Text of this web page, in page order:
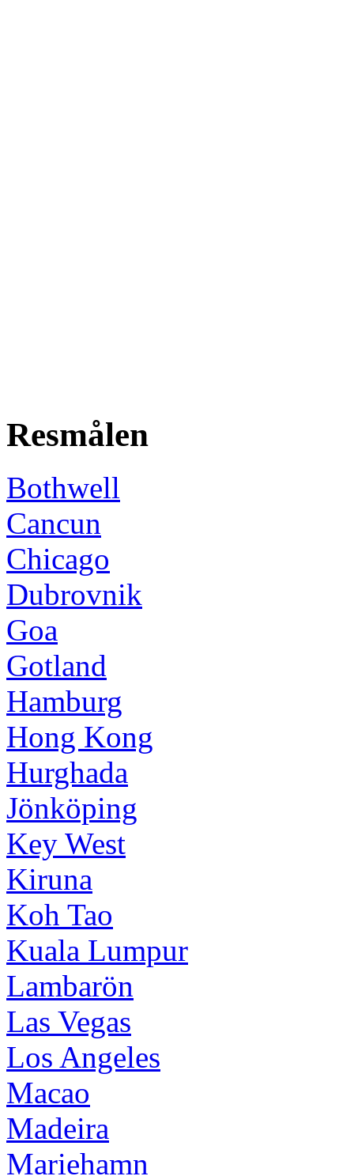
Resmålen
Bothwell
Cancun
Chicago
Dubrovnik
Goa
Gotland
Hamburg
Hong Kong
Hurghada
Jönköping
Key West
Kiruna
Koh Tao
Kuala Lumpur
Lambarön
Las Vegas
Los Angeles
Macao
Madeira
Mariehamn